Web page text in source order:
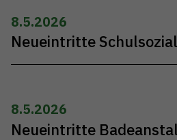
8.5.2026
Neueintritte
8.5.2026
Neueintritte